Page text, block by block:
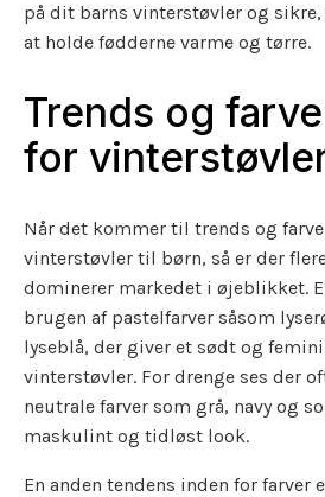
på dit barns vinterstøvler og
at holde fødderne varme og tørre.
Trends og
for
Når det kommer til trends og
vinterstøvler til børn, så er der
dominerer markedet i øjeblikket.
brugen af pastelfarver såsom
lyseblå, der giver et sødt og
vinterstøvler. For drenge ses der
neutrale farver som grå, navy og
maskulint og tidløst look.
En anden tendens inden for farver